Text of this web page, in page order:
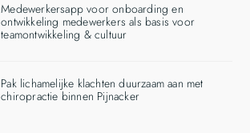
Medewerkersapp voor onboarding en
ontwikkeling medewerkers als basis voor
teamontwikkeling & cultuur
Pak lichamelijke klachten duurzaam aan met
chiropractie binnen Pijnacker